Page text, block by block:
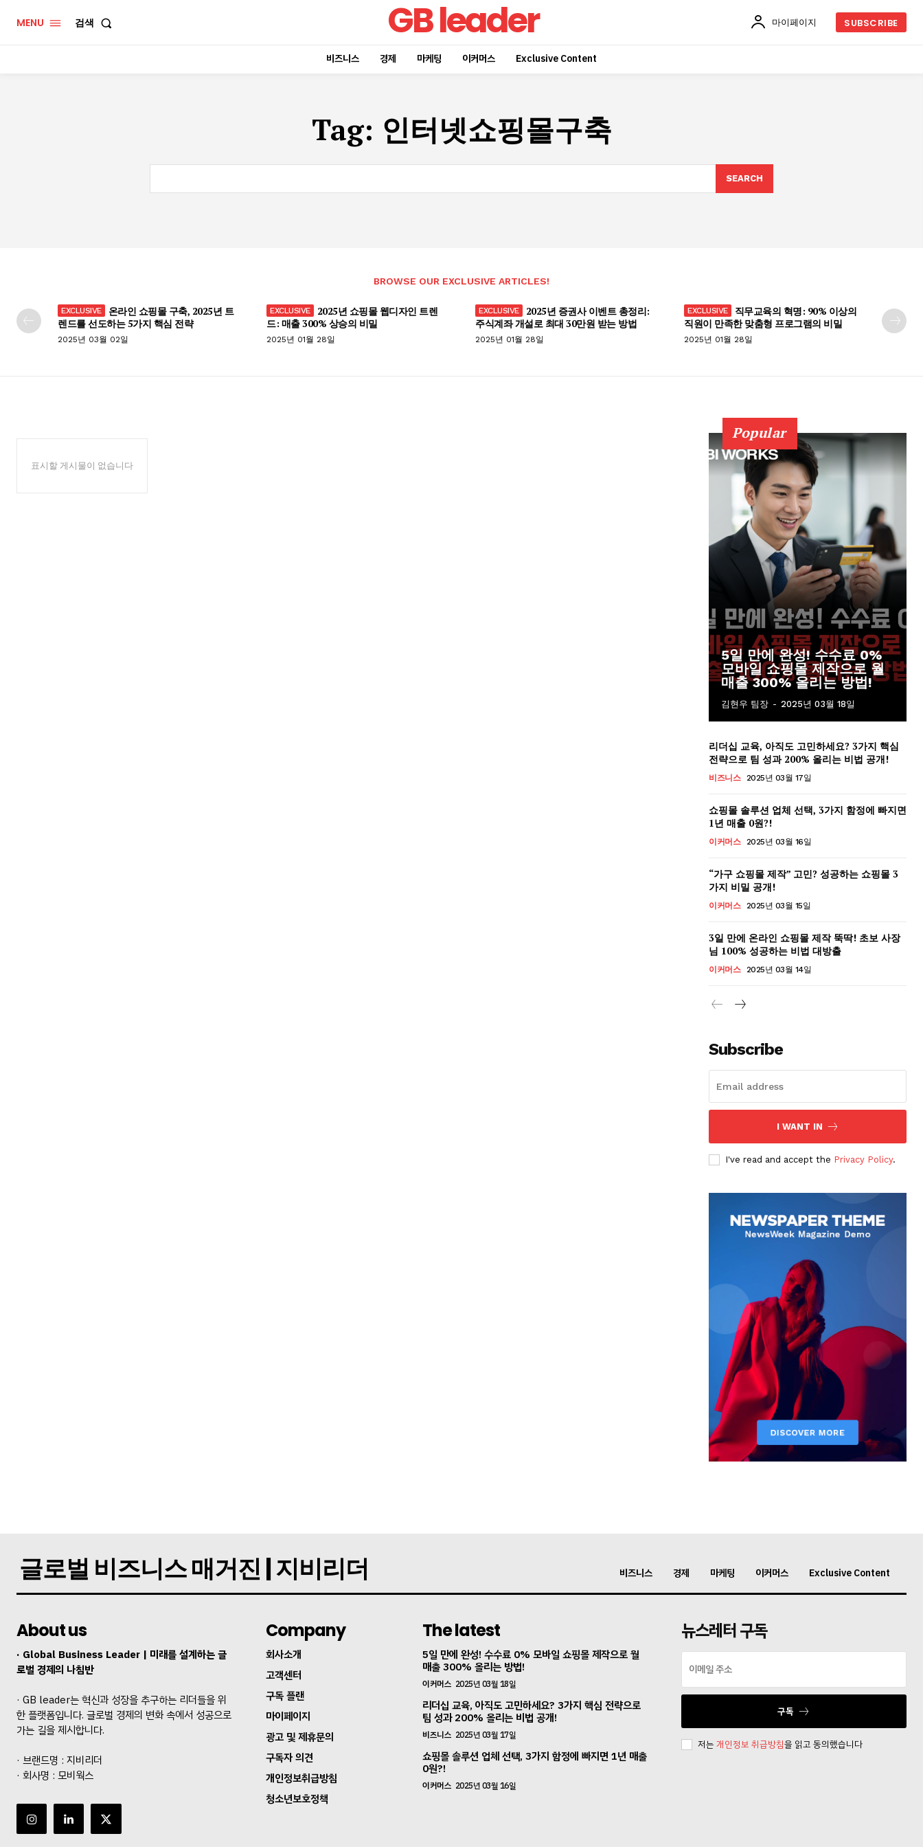
MENU 검색 GB leader 마이페이지 SUBSCRIBE
비즈니스 경제 마케팅 이커머스 Exclusive Content
Tag: 인터넷쇼핑몰구축
SEARCH
BROWSE OUR EXCLUSIVE ARTICLES!
온라인 쇼핑몰 구축, 2025년 트
렌드를 선도하는 5가지 핵심 전략
2025년 03월 02일
2025년 쇼핑몰 웹디자인 트렌
드: 매출 300% 상승의 비밀
2025년 01월 28일
2025년 증권사 이벤트 총정리:
주식계좌 개설로 최대 30만원 받는 방법
2025년 01월 28일
직무교육의 혁명: 90% 이상의
직원이 만족한 맞춤형 프로그램의 비밀
2025년 01월 28일
표시할 게시물이 없습니다
Popular
5일 만에 완성! 수수료 0%
모바일 쇼핑몰 제작으로 월
매출 300% 올리는 방법!
김현우 팀장 - 2025년 03월 18일
리더십 교육, 아직도 고민하세요? 3가지 핵심
전략으로 팀 성과 200% 올리는 비법 공개!
비즈니스 2025년 03월 17일
쇼핑몰 솔루션 업체 선택, 3가지 함정에 빠지면
1년 매출 0원?!
이커머스 2025년 03월 16일
“가구 쇼핑몰 제작” 고민? 성공하는 쇼핑몰 3
가지 비밀 공개!
이커머스 2025년 03월 15일
3일 만에 온라인 쇼핑몰 제작 뚝딱! 초보 사장
님 100% 성공하는 비법 대방출
이커머스 2025년 03월 14일
Subscribe
I WANT IN
I've read and accept the Privacy Policy.
글로벌 비즈니스 매거진 | 지비리더 비즈니스 경제 마케팅 이커머스 Exclusive Content
About us
· Global Business Leader | 미래를 설계하는 글
로벌 경제의 나침반
· GB leader는 혁신과 성장을 추구하는 리더들을 위
한 플랫폼입니다. 글로벌 경제의 변화 속에서 성공으로
가는 길을 제시합니다.
· 브랜드명 : 지비리더
· 회사명 : 모비웍스
Company
회사소개
고객센터
구독 플랜
마이페이지
광고 및 제휴문의
구독자 의견
개인정보취급방침
청소년보호정책
The latest
5일 만에 완성! 수수료 0% 모바일 쇼핑몰 제작으로 월
매출 300% 올리는 방법!
이커머스 2025년 03월 18일
리더십 교육, 아직도 고민하세요? 3가지 핵심 전략으로
팀 성과 200% 올리는 비법 공개!
비즈니스 2025년 03월 17일
쇼핑몰 솔루션 업체 선택, 3가지 함정에 빠지면 1년 매출
0원?!
이커머스 2025년 03월 16일
뉴스레터 구독
구독
저는 개인정보 취급방침을 읽고 동의했습니다